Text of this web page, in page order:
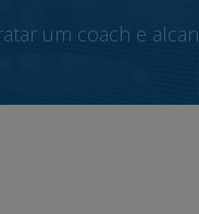
um coach e